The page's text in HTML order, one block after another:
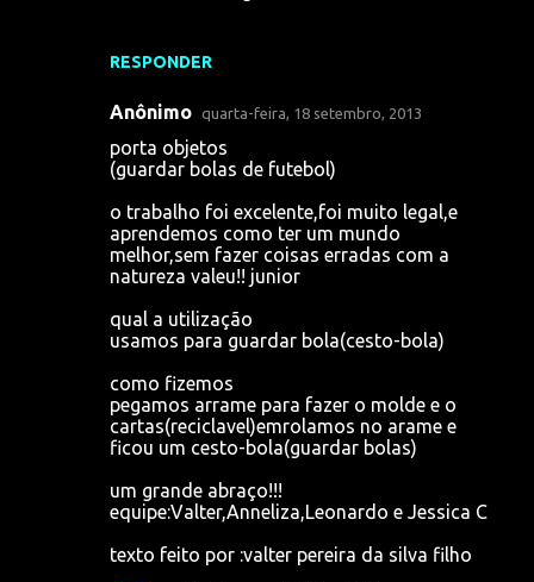
RESPONDER
Anônimo quarta-feira, 18 setembro, 2013
porta objetos
(guardar bolas de futebol)
o trabalho foi excelente,foi muito legal,e
aprendemos como ter um mundo
melhor,sem fazer coisas erradas com a
natureza valeu!! junior
qual a utilização
usamos para guardar bola(cesto-bola)
como fizemos
pegamos arrame para fazer o molde e o
cartas(reciclavel)emrolamos no arame e
ficou um cesto-bola(guardar bolas)
um grande abraço!!!
equipe:Valter,Anneliza,Leonardo e Jessica C
texto feito por :valter pereira da silva filho